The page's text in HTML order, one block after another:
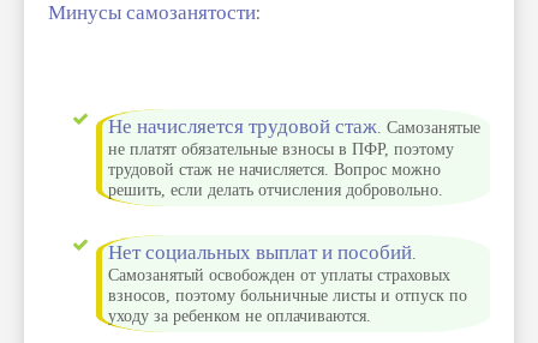
Минусы самозанятости:
Не начисляется трудовой стаж. Самозанятые
не платят обязательные взносы в ПФР, поэтому
трудовой стаж не начисляется. Вопрос можно
решить, если делать отчисления добровольно.
Нет социальных выплат и пособий.
Самозанятый освобожден от уплаты страховых
взносов, поэтому больничные листы и отпуск по
уходу за ребенком не оплачиваются.